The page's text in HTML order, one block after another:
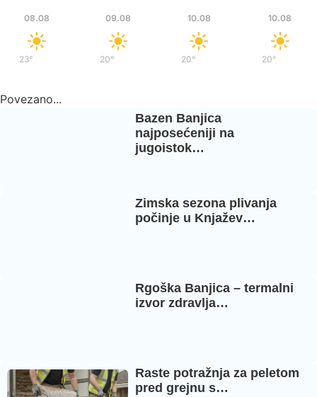
08.08
23°
09.08
20°/
10.08
20°/
10.08
20°
Povezano...
Bazen Banjica
najposećeniji na
jugoistok…
Zimska sezona plivanja
počinje u Knjažev…
Rgoška Banjica – termalni
izvor zdravlja…
Raste potražnja za peletom
pred grejnu s…